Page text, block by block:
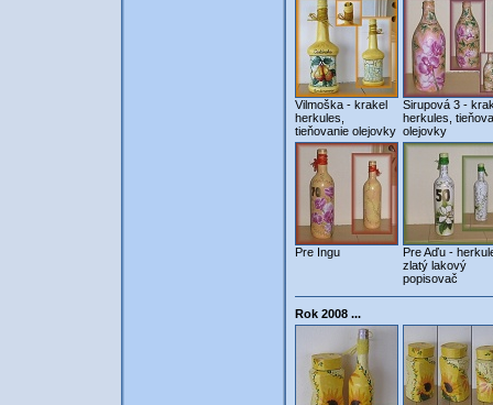
Vilmoška - krakel
herkules,
tieňovanie olejovky
Sirupová 3 -
herkules,
olejovky
Pre Ingu
Pre Aďu -
zlatý lakový
popisovač
Rok 2008 ...